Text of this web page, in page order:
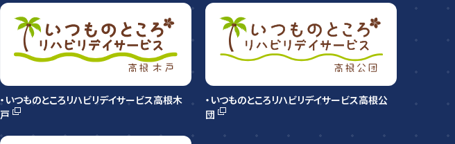
・いつものところリハビリデイサービス高根木
戸
・いつものところリハビリデイサービス高根公
団